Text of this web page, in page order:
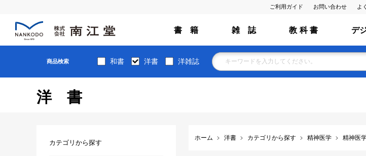
ご利用ガイド お問い合わせ よ
書 籍 雑 誌 教 科 書 デ
商品検索 和書 洋書 洋雑誌
洋書
ホーム 洋書 カテゴリから探す 精神医学 精神医
カテゴリから探す